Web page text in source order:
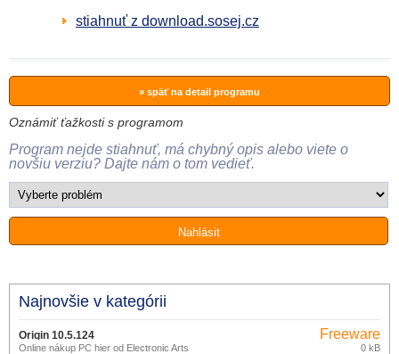
stiahnuť z download.sosej.cz
» späť na detail programu
Oznámiť ťažkosti s programom
Program nejde stiahnuť, má chybný opis alebo viete o
novšiu verziu? Dajte nám o tom vedieť.
Najnovšie v kategórii
Origin 10.5.124
Online nákup PC hier od Electronic Arts
Freeware
0 kB